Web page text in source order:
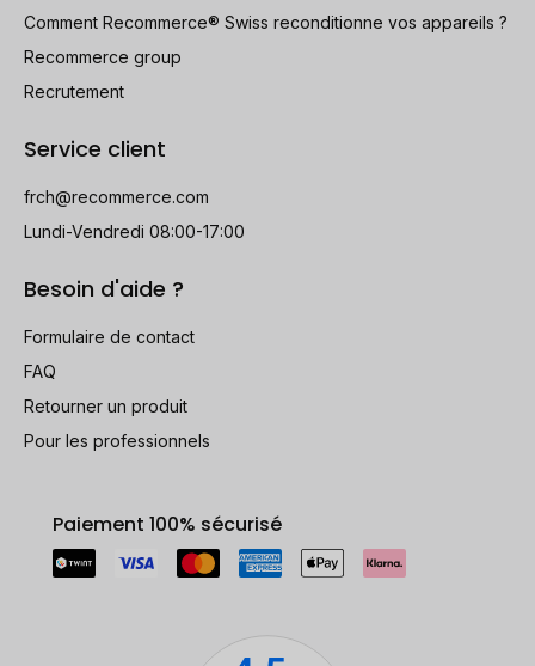
Comment Recommerce® Swiss reconditionne vos appareils ?
Recommerce group
Recrutement
Service client
frch@recommerce.com
Lundi-Vendredi 08:00-17:00
Besoin d'aide ?
Formulaire de contact
FAQ
Retourner un produit
Pour les professionnels
Paiement 100% sécurisé